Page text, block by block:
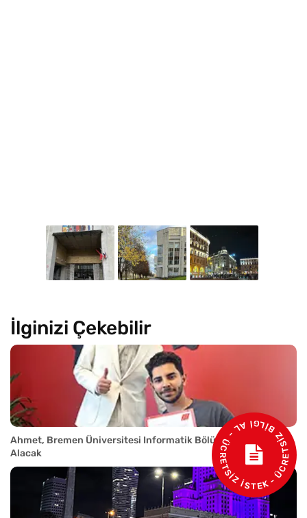
İlginizi Çekebilir
Ahmet, Bremen Üniversitesi Informatik Bölümünde Eğitim
Alacak
- ÜCRETSİZ BİLGİ AL - ÜCRETSİZ İSTEK